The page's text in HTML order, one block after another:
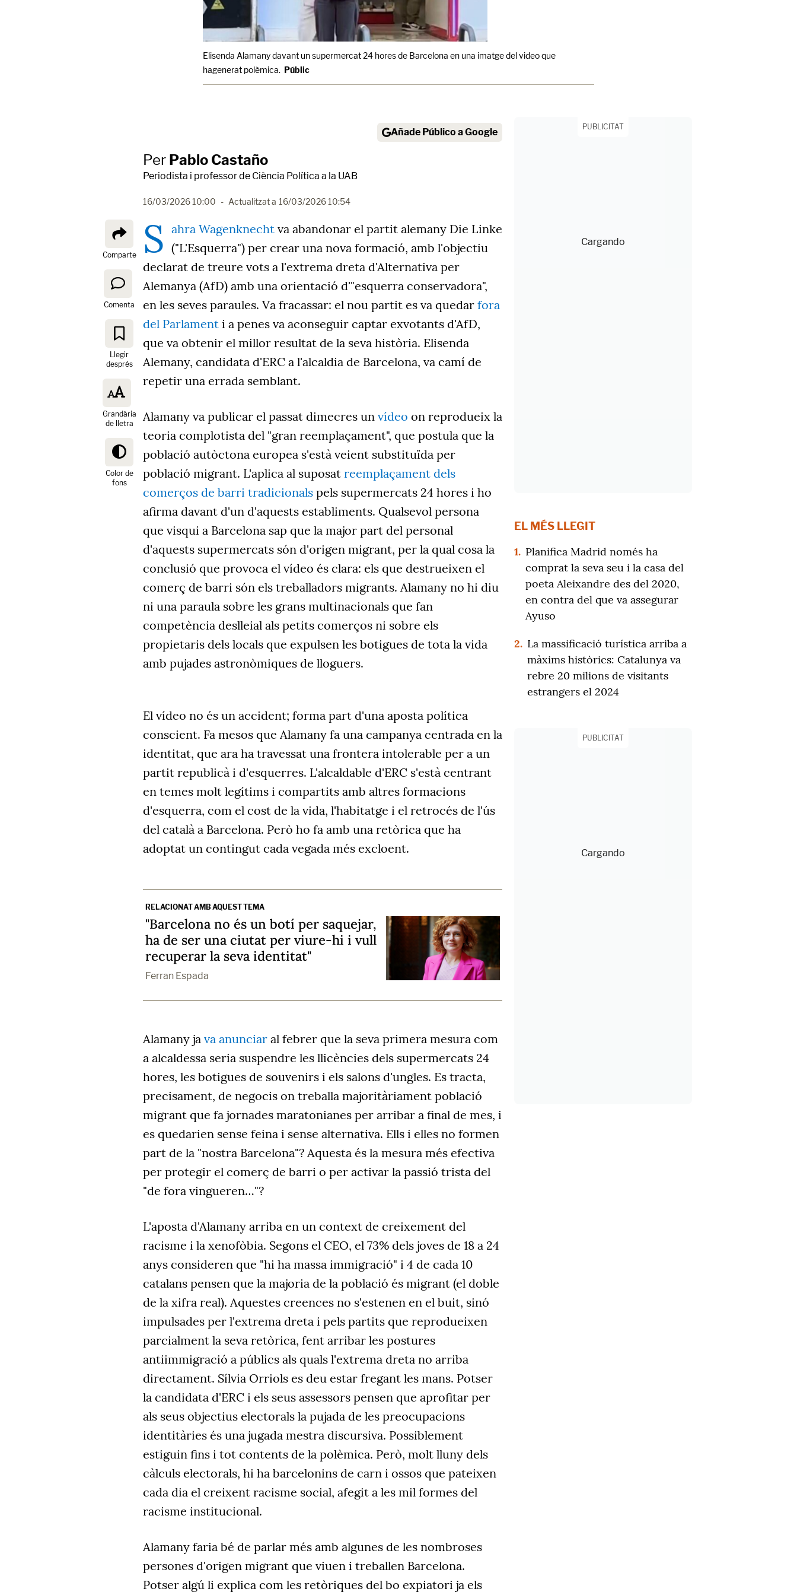
Elisenda Alamany davant un supermercat 24 hores de Barcelona en una imatge del video que
hagenerat polèmica. Públic
Añade Público a Google
Per Pablo Castaño
Periodista i professor de Ciència Política a la UAB
16/03/2026 10:00 - Actualitzat a 16/03/2026 10:54
Comparte
Comenta
Llegir
després
Grandària
de lletra
Color de
fons
S ahra Wagenknecht va abandonar el partit alemany Die Linke
("L'Esquerra") per crear una nova formació, amb l'objectiu
declarat de treure vots a l'extrema dreta d'Alternativa per
Alemanya (AfD) amb una orientació d'"esquerra conservadora",
en les seves paraules. Va fracassar: el nou partit es va quedar fora
del Parlament i a penes va aconseguir captar exvotants d'AfD,
que va obtenir el millor resultat de la seva història. Elisenda
Alemany, candidata d'ERC a l'alcaldia de Barcelona, va camí de
repetir una errada semblant.
Alamany va publicar el passat dimecres un vídeo on reprodueix la
teoria complotista del "gran reemplaçament", que postula que la
població autòctona europea s'està veient substituïda per
població migrant. L'aplica al suposat reemplaçament dels
comerços de barri tradicionals pels supermercats 24 hores i ho
afirma davant d'un d'aquests establiments. Qualsevol persona
que visqui a Barcelona sap que la major part del personal
d'aquests supermercats són d'origen migrant, per la qual cosa la
conclusió que provoca el vídeo és clara: els que destrueixen el
comerç de barri són els treballadors migrants. Alamany no hi diu
ni una paraula sobre les grans multinacionals que fan
competència deslleial als petits comerços ni sobre els
propietaris dels locals que expulsen les botigues de tota la vida
amb pujades astronòmiques de lloguers.
El vídeo no és un accident; forma part d'una aposta política
conscient. Fa mesos que Alamany fa una campanya centrada en la
identitat, que ara ha travessat una frontera intolerable per a un
partit republicà i d'esquerres. L'alcaldable d'ERC s'està centrant
en temes molt legítims i compartits amb altres formacions
d'esquerra, com el cost de la vida, l'habitatge i el retrocés de l'ús
del català a Barcelona. Però ho fa amb una retòrica que ha
adoptat un contingut cada vegada més excloent.
RELACIONAT AMB AQUEST TEMA
"Barcelona no és un botí per saquejar,
ha de ser una ciutat per viure-hi i vull
recuperar la seva identitat"
Ferran Espada
Alamany ja va anunciar al febrer que la seva primera mesura com
a alcaldessa seria suspendre les llicències dels supermercats 24
hores, les botigues de souvenirs i els salons d'ungles. Es tracta,
precisament, de negocis on treballa majoritàriament població
migrant que fa jornades maratonianes per arribar a final de mes, i
es quedarien sense feina i sense alternativa. Ells i elles no formen
part de la "nostra Barcelona"? Aquesta és la mesura més efectiva
per protegir el comerç de barri o per activar la passió trista del
"de fora vingueren…"?
L'aposta d'Alamany arriba en un context de creixement del
racisme i la xenofòbia. Segons el CEO, el 73% dels joves de 18 a 24
anys consideren que "hi ha massa immigració" i 4 de cada 10
catalans pensen que la majoria de la població és migrant (el doble
de la xifra real). Aquestes creences no s'estenen en el buit, sinó
impulsades per l'extrema dreta i pels partits que reprodueixen
parcialment la seva retòrica, fent arribar les postures
antiimmigració a públics als quals l'extrema dreta no arriba
directament. Sílvia Orriols es deu estar fregant les mans. Potser
la candidata d'ERC i els seus assessors pensen que aprofitar per
als seus objectius electorals la pujada de les preocupacions
identitàries és una jugada mestra discursiva. Possiblement
estiguin fins i tot contents de la polèmica. Però, molt lluny dels
càlculs electorals, hi ha barcelonins de carn i ossos que pateixen
cada dia el creixent racisme social, afegit a les mil formes del
racisme institucional.
Alamany faria bé de parlar més amb algunes de les nombroses
persones d'origen migrant que viuen i treballen Barcelona.
Potser algú li explica com les retòriques del bo expiatori ja els
PUBLICITAT
EL MÉS LLEGIT
1. Planifica Madrid només ha
comprat la seva seu i la casa del
poeta Aleixandre des del 2020,
en contra del que va assegurar
Ayuso
2. La massificació turística arriba a
màxims històrics: Catalunya va
rebre 20 milions de visitants
estrangers el 2024
PUBLICITAT